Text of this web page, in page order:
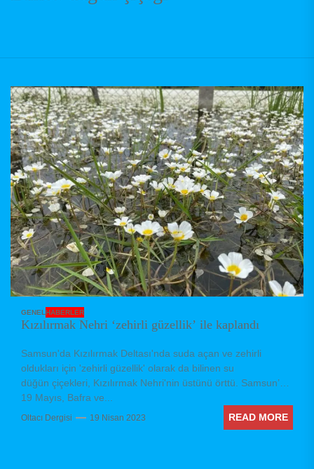
GENELHABERLER
Kızılırmak Nehri ‘zehirli güzellik’ ile kaplandı
Samsun'da Kızılırmak Deltası'nda suda açan ve zehirli
oldukları için 'zehirli güzellik' olarak da bilinen su
düğün çiçekleri, Kızılırmak Nehri'nin üstünü örttü. Samsun’un
19 Mayıs, Bafra ve...
Oltacı Dergisi 19 Nisan 2023 READ MORE